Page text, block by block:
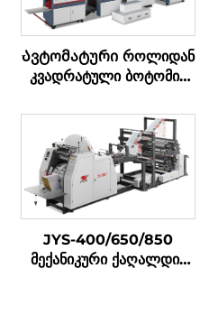
Ავტომატური როლიდან
კვადრატული ბოტომის
მაშინი
JYS-400/650/850
მექანიკური ქაღალდის